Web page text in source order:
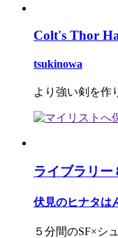
Colt's Thor
tsukinowa
より強い剣を作
ライブラリー
伏見のヒナタは
５分間のSF×シ